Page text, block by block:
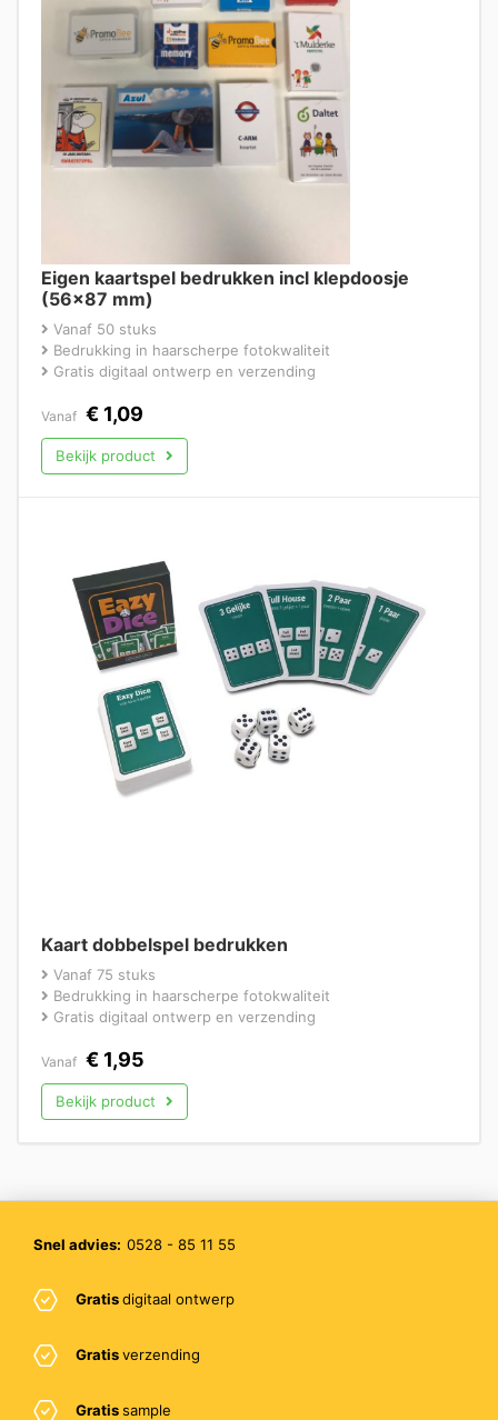
Eigen kaartspel bedrukken incl klepdoosje
(56×87 mm)
Vanaf 50 stuks
Bedrukking in haarscherpe fotokwaliteit
Gratis digitaal ontwerp en verzending
Vanaf € 1,09
Bekijk product
Kaart dobbelspel bedrukken
Vanaf 75 stuks
Bedrukking in haarscherpe fotokwaliteit
Gratis digitaal ontwerp en verzending
Vanaf € 1,95
Bekijk product
Snel advies: 0528 - 85 11 55
Gratisdigitaal ontwerp
Gratisverzending
Gratissample